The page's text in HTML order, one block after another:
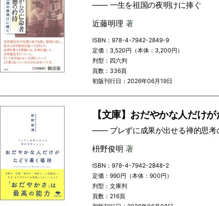
―― 一生を祖国の夜明けに捧ぐ
近藤明理 著
ISBN：978-4-7942-2849-9
定価：3,520円（本体：3,200円）
判型：四六判
頁数：336頁
初版刊行日：2026年06月19日
【文庫】おだやかな人だけ
―― ブレずに成果が出せる禅的思考
枡野俊明 著
ISBN：978-4-7942-2848-2
定価：990円（本体：900円）
判型：文庫判
頁数：216頁